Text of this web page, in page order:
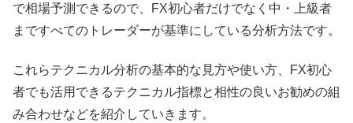
で相場予測できるので、FX初心者だけでなく中・上級者
まですべてのトレーダーが基準にしている分析方法です。
これらテクニカル分析の基本的な見方や使い方、FX初心
者でも活用できるテクニカル指標と相性の良いお勧めの組
み合わせなどを紹介していきます。